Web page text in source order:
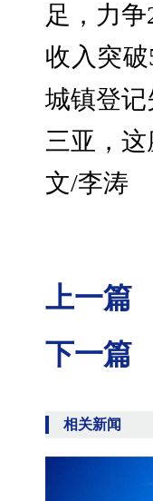
足，力争
收入突破
城镇登
三亚，
文/李涛
上一篇
下一篇
相关新闻